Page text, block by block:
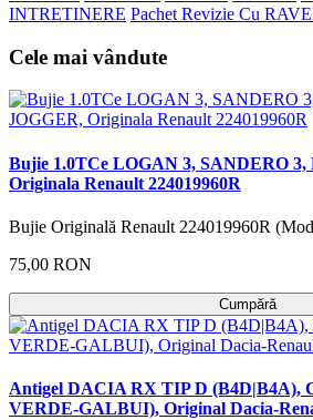
INTRETINERE Pachet Revizie Cu
Cele mai vândute
Bujie 1.0TCe LOGAN 3, SANDERO
Originala Renault 224019960R
Bujie Originală Renault 224019960R
75,00 RON
Cumpără
Antigel DACIA RX TIP D (B4D|B4A),
VERDE-GALBUI), Original Dacia-